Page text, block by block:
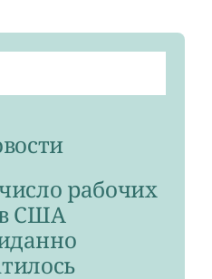
рабочих
США